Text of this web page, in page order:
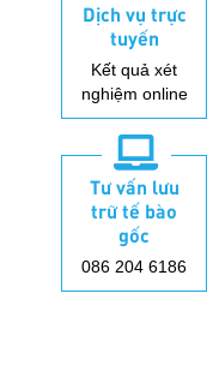
Dịch vụ trực
tuyến
Kết quả xét
nghiệm online
Tư vấn lưu
trữ tế bào
gốc
086 204 6186